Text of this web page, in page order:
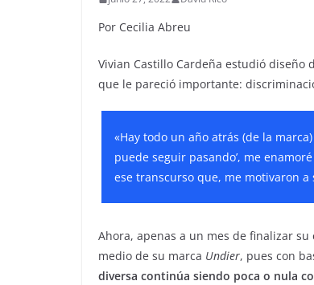
Por Cecilia Abreu
Vivian Castillo Cardeña estudió
que le pareció importante:
«Hay todo un año atrás (de la
puede seguir pasando’, me
ese transcurso que, me motivaron a
Ahora, apenas a un mes de finalizar
medio de su marca Undier, pues con
diversa continúa siendo poca o nula